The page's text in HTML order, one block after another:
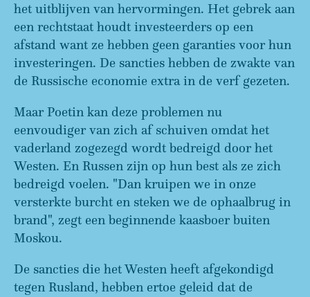
het uitblijven van hervormingen. Het gebrek aan
een rechtstaat houdt investeerders op een
afstand want ze hebben geen garanties voor hun
investeringen. De sancties hebben de zwakte van
de Russische economie extra in de verf gezeten.
Maar Poetin kan deze problemen nu
eenvoudiger van zich af schuiven omdat het
vaderland zogezegd wordt bedreigd door het
Westen. En Russen zijn op hun best als ze zich
bedreigd voelen. "Dan kruipen we in onze
versterkte burcht en steken we de ophaalbrug in
brand", zegt een beginnende kaasboer buiten
Moskou.
De sancties die het Westen heeft afgekondigd
tegen Rusland, hebben ertoe geleid dat de